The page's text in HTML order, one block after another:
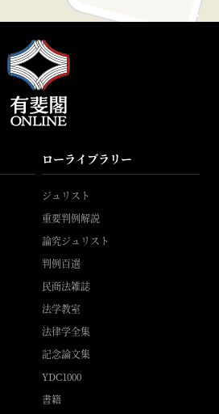
ローライブラリー
ジュリスト
重要判例解説
論究ジュリスト
判例百選
民商法雑誌
法学教室
法律学全集
記念論文集
YDC1000
書籍